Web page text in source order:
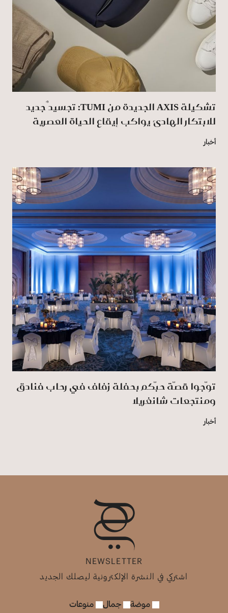
تشكيلة AXIS الجديدة من TUMI: تجسيدٌ جديد
للابتكار الهادئ يواكب إيقاع الحياة العصرية
أخبار
توّجوا قصّة حبّكم بحفلة زفاف في رِحاب فنادق
ومنتجعات شانغريلا
أخبار
NEWSLETTER
اشتركي في النشرة الإلكترونية ليصلك الجديد
موضة جمال منوعات